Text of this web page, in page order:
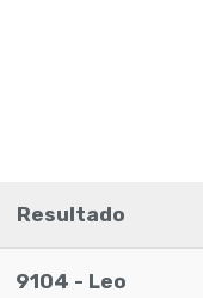
Resultado
9104 - Leo